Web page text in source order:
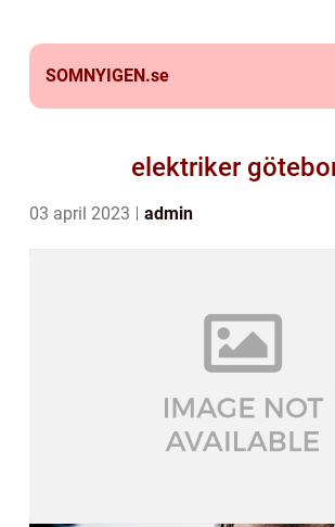
SOMNYIGEN.se
elektriker
03 april 2023 admin